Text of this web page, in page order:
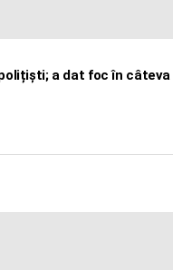
a dat foc în câteva